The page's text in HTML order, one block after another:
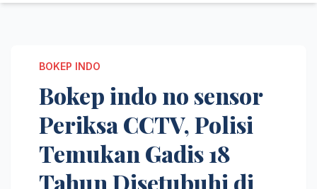
BOKEP INDO
Bokep indo no sensor
Periksa CCTV, Polisi
Temukan Gadis 18
Tahun Disetubuhi di